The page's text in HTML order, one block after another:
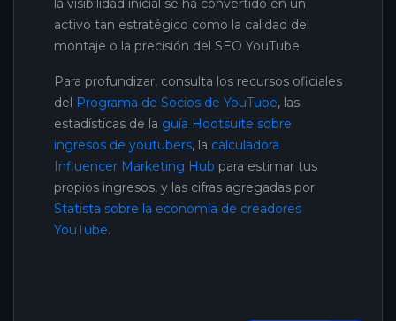
activo tan estratégico como la calidad del
montaje o la precisión del SEO YouTube.
Para profundizar, consulta los recursos oficiales
del Programa de Socios de YouTube, las
estadísticas de la guía Hootsuite sobre
ingresos de youtubers, la calculadora
Influencer Marketing Hub para estimar tus
propios ingresos, y las cifras agregadas por
Statista sobre la economía de creadores
YouTube.